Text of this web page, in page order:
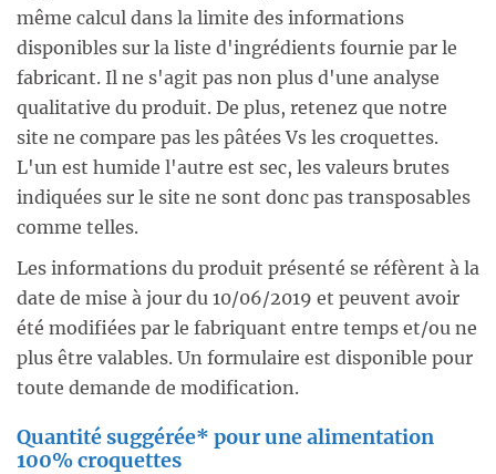
même calcul dans la limite des informations
disponibles sur la liste d'ingrédients fournie par le
fabricant. Il ne s'agit pas non plus d'une analyse
qualitative du produit. De plus, retenez que notre
site ne compare pas les pâtées Vs les croquettes.
L'un est humide l'autre est sec, les valeurs brutes
indiquées sur le site ne sont donc pas transposables
comme telles.
Les informations du produit présenté se réfèrent à la
date de mise à jour du 10/06/2019 et peuvent avoir
été modifiées par le fabriquant entre temps et/ou ne
plus être valables. Un formulaire est disponible pour
toute demande de modification.
Quantité suggérée* pour une alimentation
100% croquettes